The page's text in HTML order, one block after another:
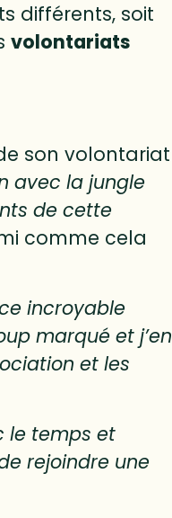
différents, soit
volontariats
son volontariat
avec la jungle
de cette
comme cela
incroyable
marqué et j’en
et les
le temps et
rejoindre une